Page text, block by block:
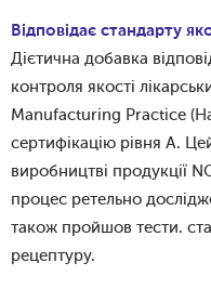
Відповідає стандарту
Дієтична добавка
контроля якості
Manufacturing Practice
сертифікацію рівня А.
виробництві продукції
процес ретельно
також пройшов тести.
рецептуру.